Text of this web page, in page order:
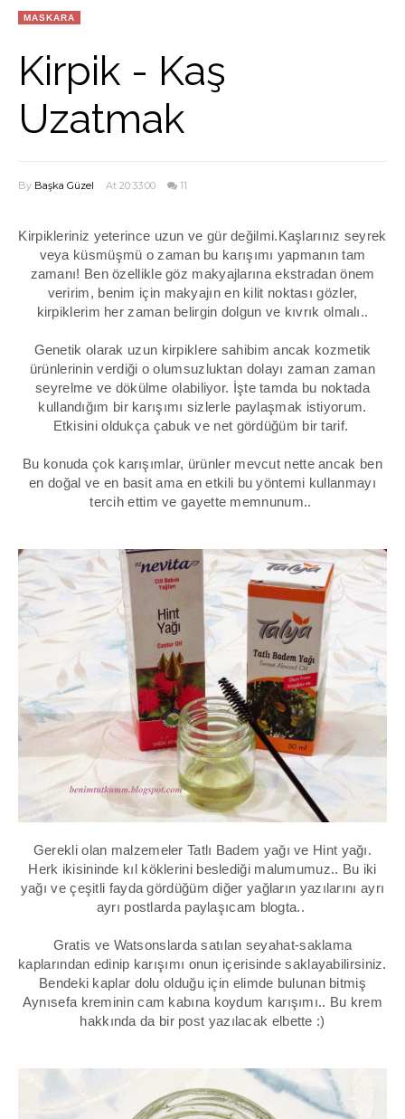
MASKARA
Kirpik - Kaş
Uzatmak
By Başka Güzel At 20:33:00 11
Kirpikleriniz yeterince uzun ve gür değilmi.Kaşlarınız seyrek
veya küsmüşmü o zaman bu karışımı yapmanın tam
zamanı! Ben özellikle göz makyajlarına ekstradan önem
veririm, benim için makyajın en kilit noktası gözler,
kirpiklerim her zaman belirgin dolgun ve kıvrık olmalı..
Genetik olarak uzun kirpiklere sahibim ancak kozmetik
ürünlerinin verdiği o olumsuzluktan dolayı zaman zaman
seyrelme ve dökülme olabiliyor. İşte tamda bu noktada
kullandığım bir karışımı sizlerle paylaşmak istiyorum.
Etkisini oldukça çabuk ve net gördüğüm bir tarif.
Bu konuda çok karışımlar, ürünler mevcut nette ancak ben
en doğal ve en basit ama en etkili bu yöntemi kullanmayı
tercih ettim ve gayette memnunum..
Gerekli olan malzemeler Tatlı Badem yağı ve Hint yağı.
Herk ikisininde kıl köklerini beslediği malumumuz.. Bu iki
yağı ve çeşitli fayda gördüğüm diğer yağların yazılarını ayrı
ayrı postlarda paylaşıcam blogta..
Gratis ve Watsonslarda satılan seyahat-saklama
kaplarından edinip karışımı onun içerisinde saklayabilirsiniz.
Bendeki kaplar dolu olduğu için elimde bulunan bitmiş
Aynısefa kreminin cam kabına koydum karışımı.. Bu krem
hakkında da bir post yazılacak elbette :)